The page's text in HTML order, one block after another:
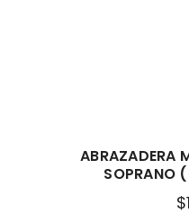
ABRAZADERA
SOPRANO
$